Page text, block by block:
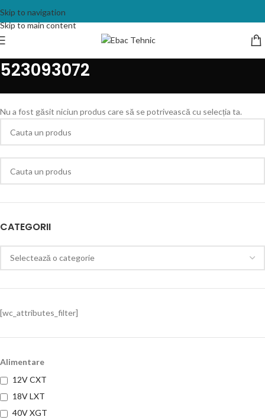
Skip to navigation
Skip to main content
523093072
CATEGORII
[wc_attributes_filter]
Alimentare
12V CXT
18V LXT
40V XGT
Nu a fost găsit niciun produs care să se potrivească cu selecția ta.